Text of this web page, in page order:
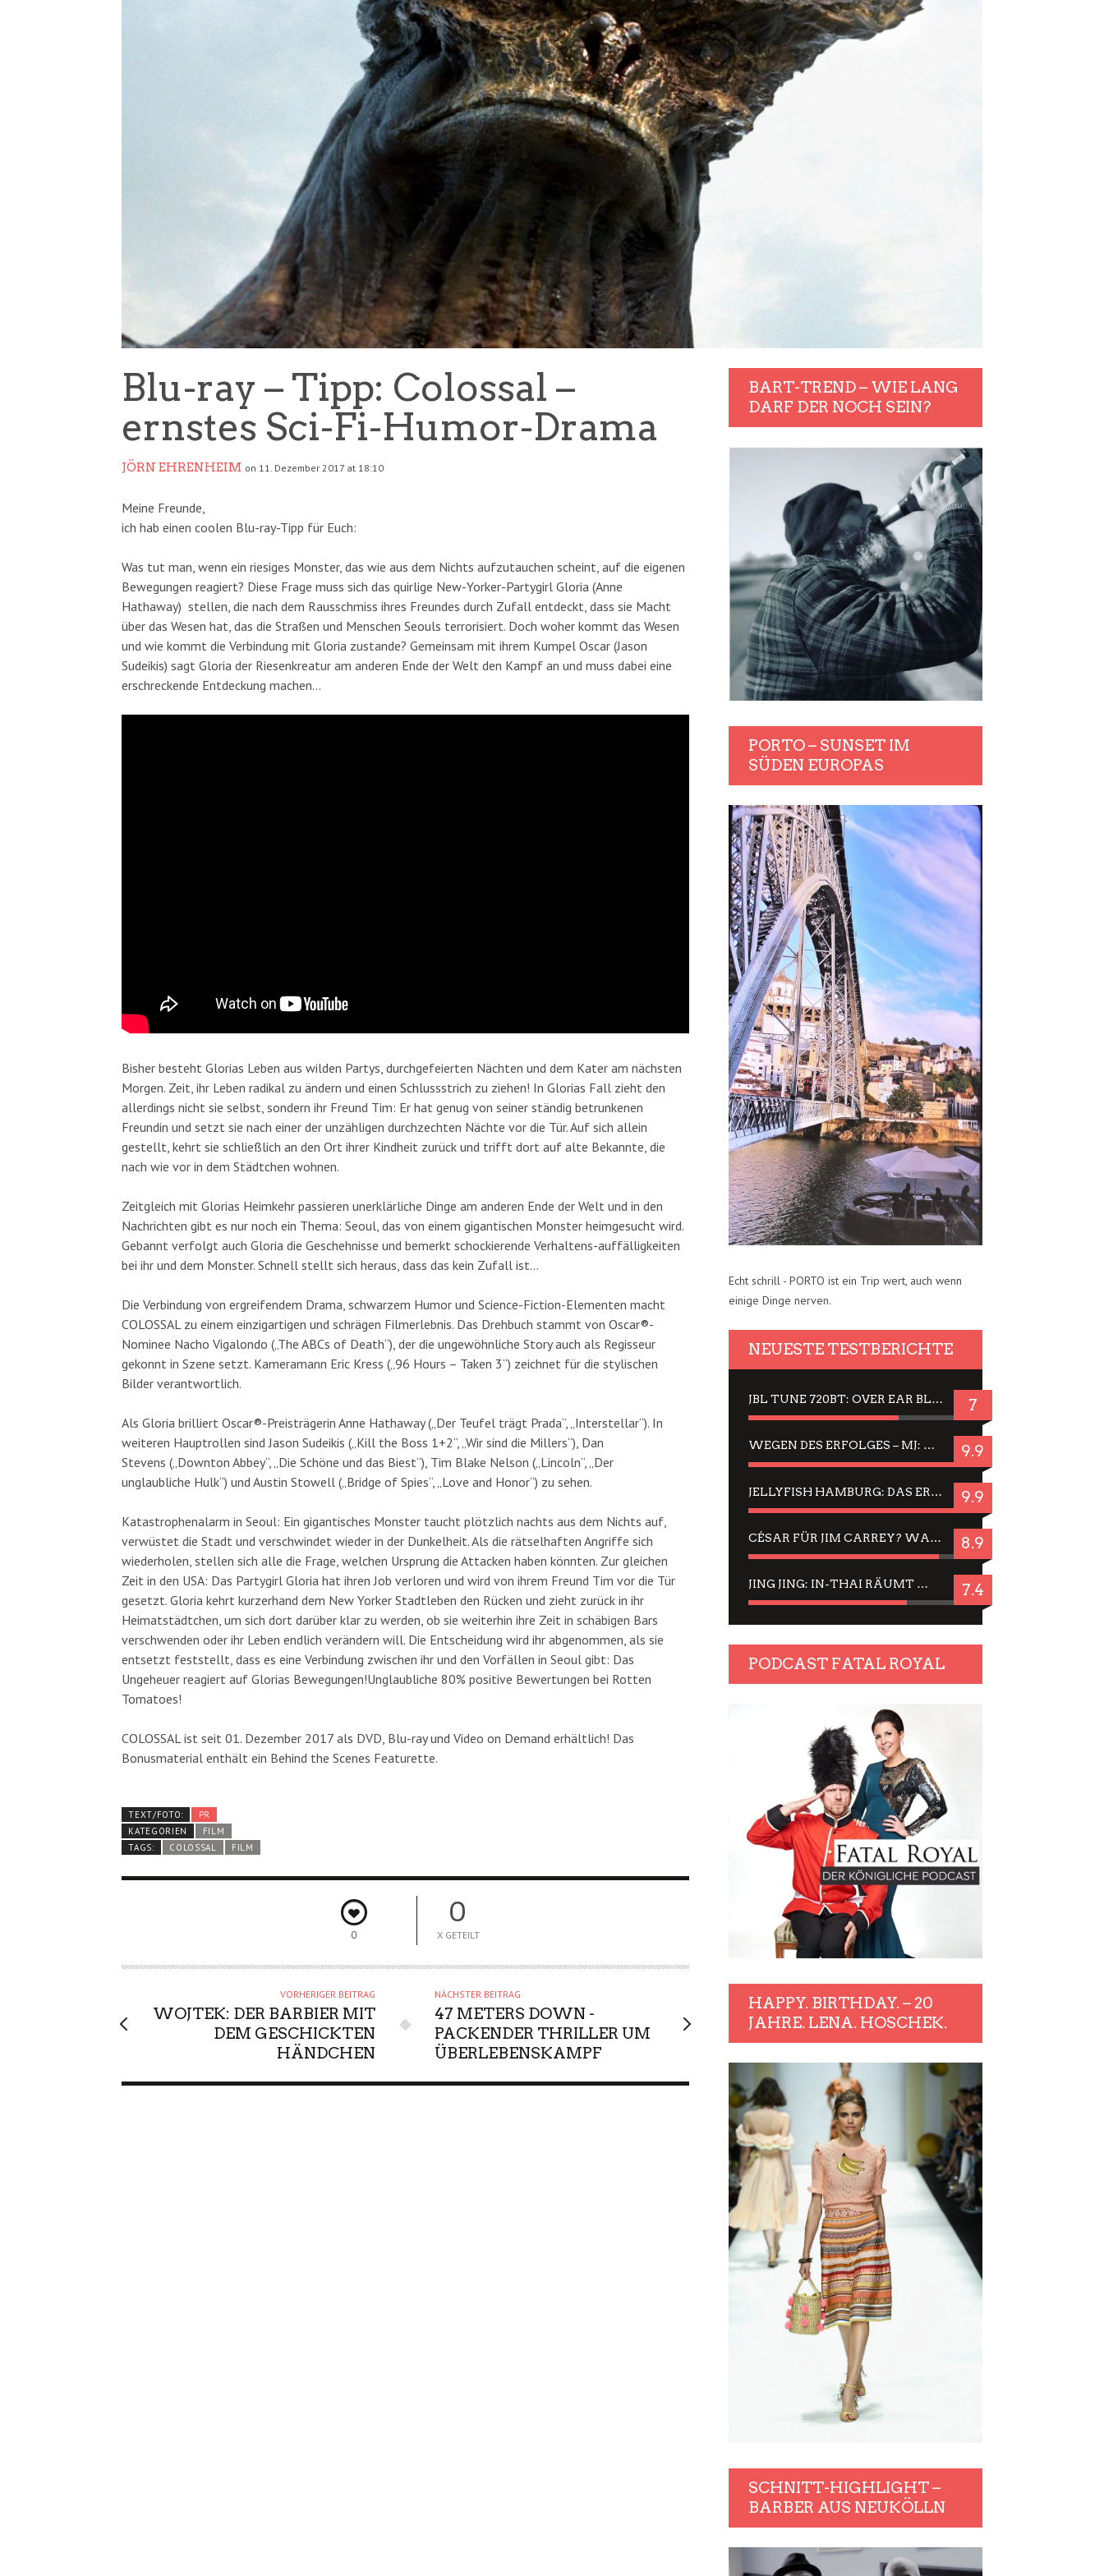
Blu-ray – Tipp: Colossal –
ernstes Sci-Fi-Humor-Drama
JÖRN EHRENHEIM on 11. Dezember 2017 at 18:10
Meine Freunde,
ich hab einen coolen Blu-ray-Tipp für Euch:
Was tut man, wenn ein riesiges Monster, das wie aus dem Nichts aufzutauchen scheint, auf die eigenen
Bewegungen reagiert? Diese Frage muss sich das quirlige New-Yorker-Partygirl Gloria (Anne
Hathaway) stellen, die nach dem Rausschmiss ihres Freundes durch Zufall entdeckt, dass sie Macht
über das Wesen hat, das die Straßen und Menschen Seouls terrorisiert. Doch woher kommt das Wesen
und wie kommt die Verbindung mit Gloria zustande? Gemeinsam mit ihrem Kumpel Oscar (Jason
Sudeikis) sagt Gloria der Riesenkreatur am anderen Ende der Welt den Kampf an und muss dabei eine
erschreckende Entdeckung machen…
Bisher besteht Glorias Leben aus wilden Partys, durchgefeierten Nächten und dem Kater am nächsten
Morgen. Zeit, ihr Leben radikal zu ändern und einen Schlussstrich zu ziehen! In Glorias Fall zieht den
allerdings nicht sie selbst, sondern ihr Freund Tim: Er hat genug von seiner ständig betrunkenen
Freundin und setzt sie nach einer der unzähligen durchzechten Nächte vor die Tür. Auf sich allein
gestellt, kehrt sie schließlich an den Ort ihrer Kindheit zurück und trifft dort auf alte Bekannte, die
nach wie vor in dem Städtchen wohnen.
Zeitgleich mit Glorias Heimkehr passieren unerklärliche Dinge am anderen Ende der Welt und in den
Nachrichten gibt es nur noch ein Thema: Seoul, das von einem gigantischen Monster heimgesucht wird.
Gebannt verfolgt auch Gloria die Geschehnisse und bemerkt schockierende Verhaltens-auffälligkeiten
bei ihr und dem Monster. Schnell stellt sich heraus, dass das kein Zufall ist…
Die Verbindung von ergreifendem Drama, schwarzem Humor und Science-Fiction-Elementen macht
COLOSSAL zu einem einzigartigen und schrägen Filmerlebnis. Das Drehbuch stammt von Oscar®-
Nominee Nacho Vigalondo („The ABCs of Death“), der die ungewöhnliche Story auch als Regisseur
gekonnt in Szene setzt. Kameramann Eric Kress („96 Hours – Taken 3“) zeichnet für die stylischen
Bilder verantwortlich.
Als Gloria brilliert Oscar®-Preisträgerin Anne Hathaway („Der Teufel trägt Prada“, „Interstellar“). In
weiteren Hauptrollen sind Jason Sudeikis („Kill the Boss 1+2“, „Wir sind die Millers“), Dan
Stevens („Downton Abbey“, „Die Schöne und das Biest“), Tim Blake Nelson („Lincoln“, „Der
unglaubliche Hulk“) und Austin Stowell („Bridge of Spies“, „Love and Honor“) zu sehen.
Katastrophenalarm in Seoul: Ein gigantisches Monster taucht plötzlich nachts aus dem Nichts auf,
verwüstet die Stadt und verschwindet wieder in der Dunkelheit. Als die rätselhaften Angriffe sich
wiederholen, stellen sich alle die Frage, welchen Ursprung die Attacken haben könnten. Zur gleichen
Zeit in den USA: Das Partygirl Gloria hat ihren Job verloren und wird von ihrem Freund Tim vor die Tür
gesetzt. Gloria kehrt kurzerhand dem New Yorker Stadtleben den Rücken und zieht zurück in ihr
Heimatstädtchen, um sich dort darüber klar zu werden, ob sie weiterhin ihre Zeit in schäbigen Bars
verschwenden oder ihr Leben endlich verändern will. Die Entscheidung wird ihr abgenommen, als sie
entsetzt feststellt, dass es eine Verbindung zwischen ihr und den Vorfällen in Seoul gibt: Das
Ungeheuer reagiert auf Glorias Bewegungen!Unglaubliche 80% positive Bewertungen bei Rotten
Tomatoes!
COLOSSAL ist seit 01. Dezember 2017 als DVD, Blu-ray und Video on Demand erhältlich! Das
Bonusmaterial enthält ein Behind the Scenes Featurette.
TEXT/FOTO:
PR
KATEGORIEN
FILM
TAGS:
COLOSSAL FILM
0
0
X GETEILT
VORHERIGER BEITRAG
WOJTEK: DER BARBIER MIT
DEM GESCHICKTEN
HÄNDCHEN
NÄCHSTER BEITRAG
47 METERS DOWN -
PACKENDER THRILLER UM
ÜBERLEBENSKAMPF
BART-TREND – WIE LANG
DARF DER NOCH SEIN?
PORTO – SUNSET IM
SÜDEN EUROPAS
Echt schrill - PORTO ist ein Trip wert, auch wenn
einige Dinge nerven.
NEUESTE TESTBERICHTE
JBL TUNE 720BT: OVER EAR BLUETOOTH KOPFHÖRER UM DIE 50,-€ IM DAUER-TEST 7
WEGEN DES ERFOLGES – MJ: MICHAEL JACKSON MUSICAL IN EINER MATINEE SEHEN 9.9
JELLYFISH HAMBURG: DAS ERFOLGREICHE SOMMER-MENÜ 2025 IN GEFÜHLEN UND BILDERN 9.9
CÉSAR FÜR JIM CARREY? WARUM DAS EINER DER NERVIGSTEN ACTORS IST UND BLEIBT 8.9
JING JING: IN-THAI RÄUMT WIEDER TITEL AB – EIN ZWEI-STUNDEN-ERLEBNISBERICHT 7.4
PODCAST FATAL ROYAL
HAPPY. BIRTHDAY. – 20
JAHRE. LENA. HOSCHEK.
SCHNITT-HIGHLIGHT –
BARBER AUS NEUKÖLLN